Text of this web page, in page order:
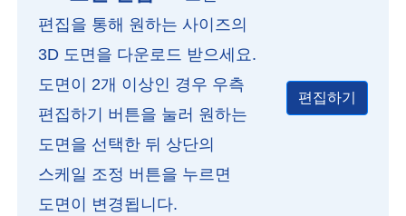
편집을 통해 원하는 사이즈의
3D 도면을 다운로드 받으세요.
도면이 2개 이상인 경우 우측
편집하기 버튼을 눌러 원하는
도면을 선택한 뒤 상단의
스케일 조정 버튼을 누르면
도면이 변경됩니다.
편집하기